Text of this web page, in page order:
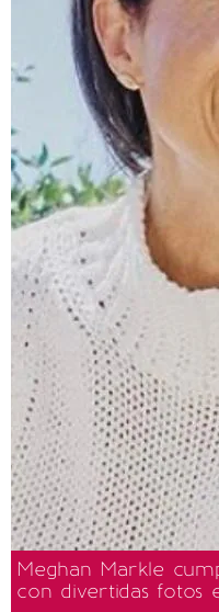
Meghan Markle
con divertidas fotos